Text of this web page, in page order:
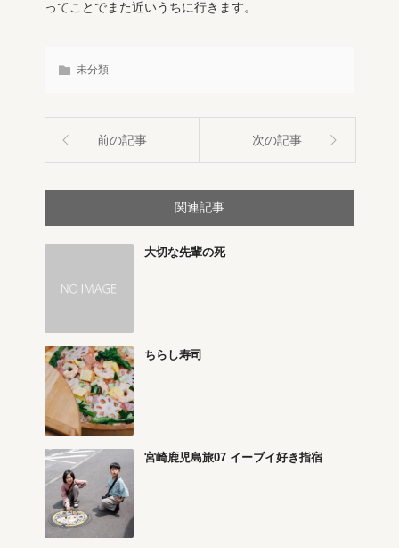
ってことでまた近いうちに行きます。
未分類
前の記事 次の記事
関連記事
大切な先輩の死
ちらし寿司
宮崎鹿児島旅07 イーブイ好き指宿